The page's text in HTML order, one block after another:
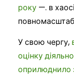
року—. в
У свою чергу,
оцінку
оприлюднило